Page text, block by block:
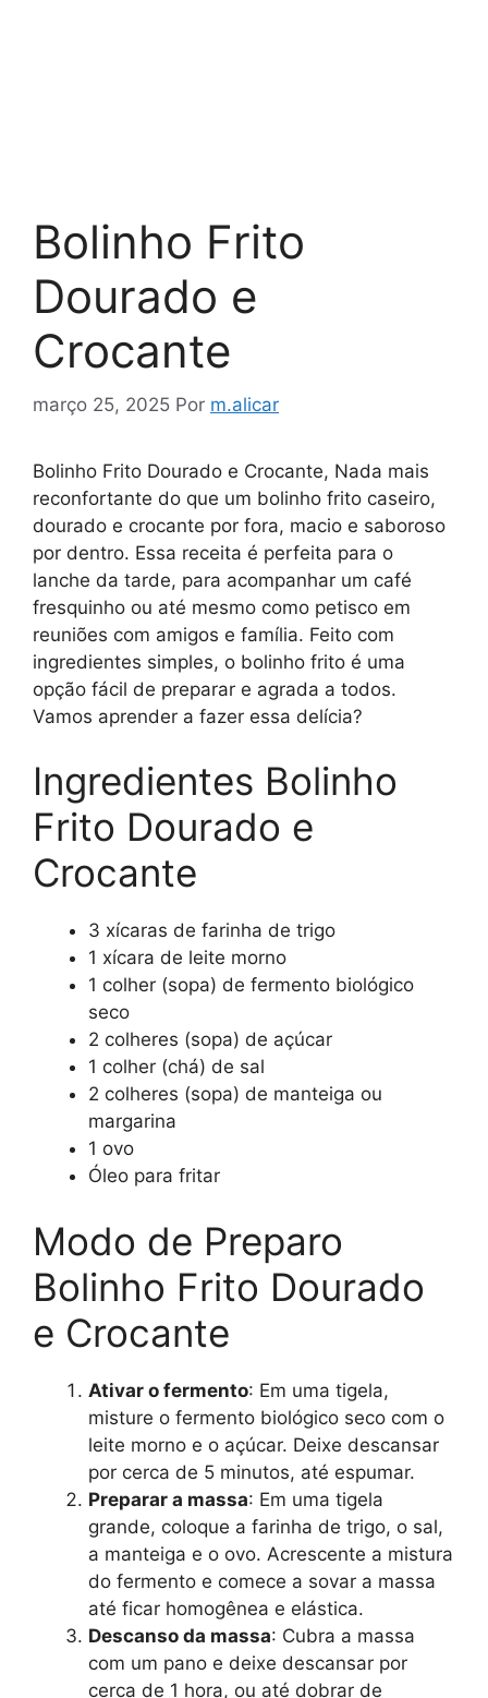
Bolinho Frito
Dourado e
Crocante
março 25, 2025 Por m.alicar
Bolinho Frito Dourado e Crocante, Nada mais
reconfortante do que um bolinho frito caseiro,
dourado e crocante por fora, macio e saboroso
por dentro. Essa receita é perfeita para o
lanche da tarde, para acompanhar um café
fresquinho ou até mesmo como petisco em
reuniões com amigos e família. Feito com
ingredientes simples, o bolinho frito é uma
opção fácil de preparar e agrada a todos.
Vamos aprender a fazer essa delícia?
Ingredientes Bolinho
Frito Dourado e
Crocante
3 xícaras de farinha de trigo
1 xícara de leite morno
1 colher (sopa) de fermento biológico
seco
2 colheres (sopa) de açúcar
1 colher (chá) de sal
2 colheres (sopa) de manteiga ou
margarina
1 ovo
Óleo para fritar
Modo de Preparo
Bolinho Frito Dourado
e Crocante
Ativar o fermento: Em uma tigela,
misture o fermento biológico seco com o
leite morno e o açúcar. Deixe descansar
por cerca de 5 minutos, até espumar.
Preparar a massa: Em uma tigela
grande, coloque a farinha de trigo, o sal,
a manteiga e o ovo. Acrescente a mistura
do fermento e comece a sovar a massa
até ficar homogênea e elástica.
Descanso da massa: Cubra a massa
com um pano e deixe descansar por
cerca de 1 hora, ou até dobrar de